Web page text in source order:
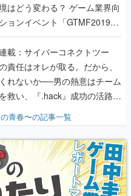
はどう変わる？ ゲーム業界向
ョンイベント「GTMF2019」
り理解を深めよう【PR】
載：サイバーコネクトツー
責任はオレが取る。だから、
れないか──男の熱意はチーム
救い、『.hack』成功の活路を
プ』色だった【若ゲのいた
青春〜の記事一覧